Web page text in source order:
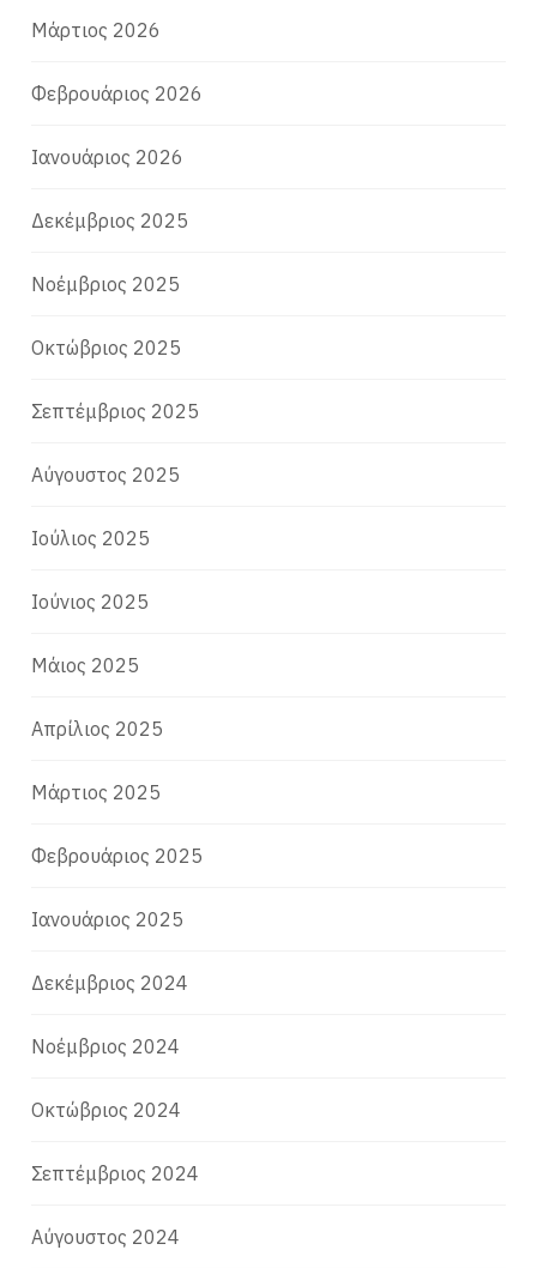
Μάρτιος 2026
Φεβρουάριος 2026
Ιανουάριος 2026
Δεκέμβριος 2025
Νοέμβριος 2025
Οκτώβριος 2025
Σεπτέμβριος 2025
Αύγουστος 2025
Ιούλιος 2025
Ιούνιος 2025
Μάιος 2025
Απρίλιος 2025
Μάρτιος 2025
Φεβρουάριος 2025
Ιανουάριος 2025
Δεκέμβριος 2024
Νοέμβριος 2024
Οκτώβριος 2024
Σεπτέμβριος 2024
Αύγουστος 2024